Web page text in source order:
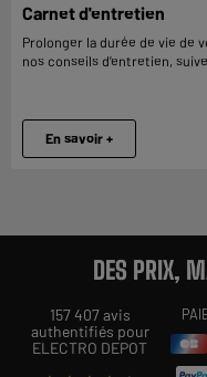
Carnet d'entretien
Prolonger la durée de vie de
nos conseils d’entretien,
En savoir +
DES PRIX,
157 407 avis
authentifiés pour
ELECTRO DEPOT